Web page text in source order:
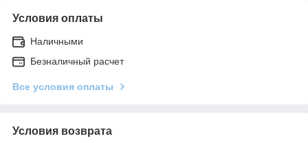
Условия оплаты
Наличными
Безналичный расчет
Все условия оплаты
Условия возврата